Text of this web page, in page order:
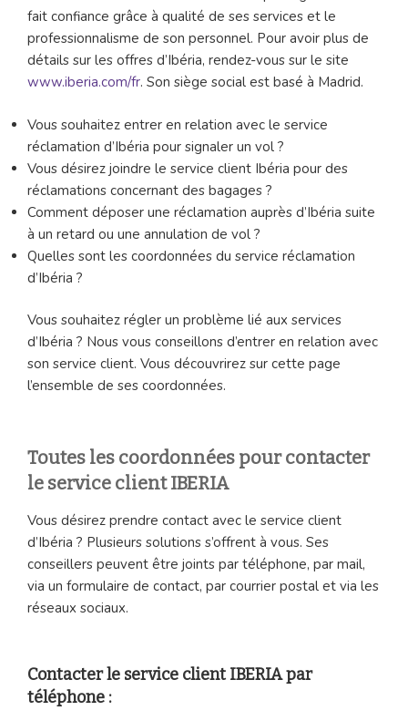
fait confiance grâce à qualité de ses services et le
professionnalisme de son personnel. Pour avoir plus de
détails sur les offres d’Ibéria, rendez-vous sur le site
www.iberia.com/fr. Son siège social est basé à Madrid.
Vous souhaitez entrer en relation avec le service
réclamation d’Ibéria pour signaler un vol ?
Vous désirez joindre le service client Ibéria pour des
réclamations concernant des bagages ?
Comment déposer une réclamation auprès d’Ibéria suite
à un retard ou une annulation de vol ?
Quelles sont les coordonnées du service réclamation
d’Ibéria ?
Vous souhaitez régler un problème lié aux services
d’Ibéria ? Nous vous conseillons d’entrer en relation avec
son service client. Vous découvrirez sur cette page
l’ensemble de ses coordonnées.
Toutes les coordonnées pour contacter
le service client IBERIA
Vous désirez prendre contact avec le service client
d’Ibéria ? Plusieurs solutions s’offrent à vous. Ses
conseillers peuvent être joints par téléphone, par mail,
via un formulaire de contact, par courrier postal et via les
réseaux sociaux.
Contacter le service client IBERIA par
téléphone :